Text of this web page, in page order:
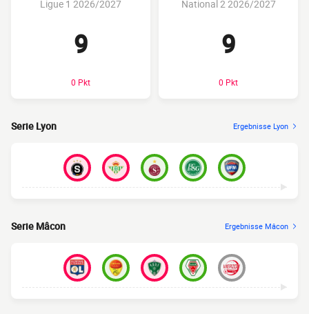
Ligue 1 2026/2027
9
0 Pkt
National 2 2026/2027
9
0 Pkt
Serie Lyon Ergebnisse Lyon
Serie Mâcon Ergebnisse Mâcon